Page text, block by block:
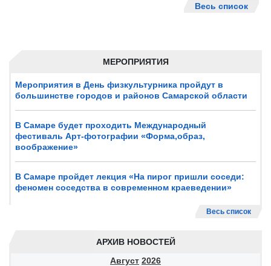
МЕРОПРИЯТИЯ
Мероприятия в День физкультурника пройдут в
большинстве городов и районов Самарской области
В Самаре будет проходить Международный
фестиваль Арт-фотографии «Форма,образ,
воображение»
В Самаре пройдет лекция «На пирог пришли соседи:
феномен соседства в современном краеведении»
Весь список
АРХИВ НОВОСТЕЙ
Август 2026
Весь список